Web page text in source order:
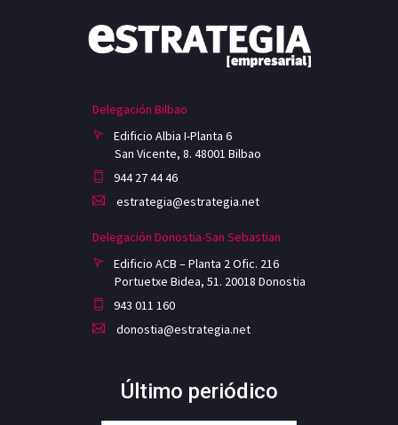
Delegación Bilbao
Edificio Albia I-Planta 6
San Vicente, 8. 48001 Bilbao
944 27 44 46
estrategia@estrategia.net
Delegación Donostia-San Sebastian
Edificio ACB – Planta 2 Ofic. 216
Portuetxe Bidea, 51. 20018 Donostia
943 011 160
donostia@estrategia.net
Último periódico